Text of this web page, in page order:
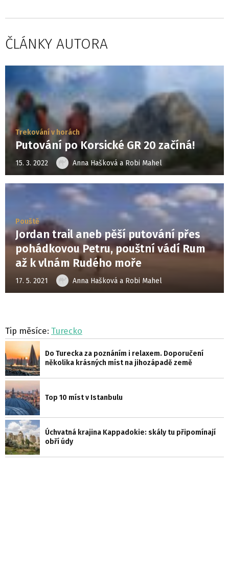
ČLÁNKY AUTORA
Trekování v horách
Putování po Korsické GR 20 začíná!
15. 3. 2022 Anna Hašková a Robi Mahel
Pouště
Jordan trail aneb pěší putování přes
pohádkovou Petru, pouštní vádí Rum
až k vlnám Rudého moře
17. 5. 2021 Anna Hašková a Robi Mahel
Tip měsíce: Turecko
Do Turecka za poznáním i relaxem. Doporučení
několika krásných míst na jihozápadě země
Top 10 míst v Istanbulu
Úchvatná krajina Kappadokie: skály tu připomínají
obří údy